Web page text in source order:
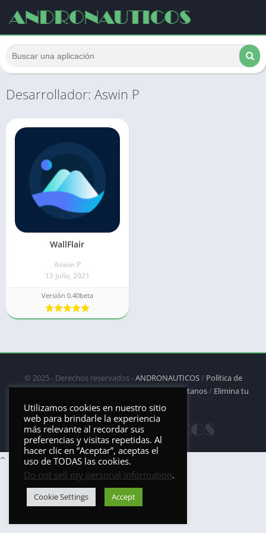
Desarrollador: Aswin P
WallFlair
Aswin P
13 julio, 2021
Versión 0.40beta
© 2025 - Derechos reservados -ANDRONAUTICOS/ Política de
privacidad/Política de Cookies/DMCA/Contáctanos/ Elimina tu
aplicación
Utilizamos cookies en nuestro sitio
web para brindarle la experiencia
más relevante al recordar sus
preferencias y visitas repetidas. Al
hacer clic en “Aceptar”, aceptas el
uso de TODAS las cookies.
Do not sell my personal information.
Cookie Settings Accept